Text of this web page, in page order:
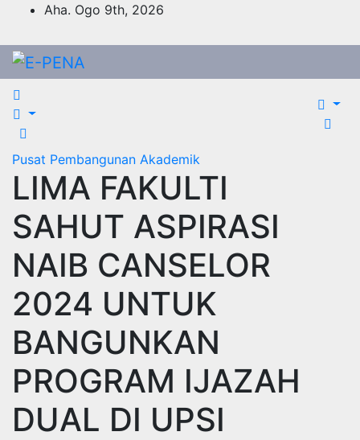
content
Aha. Ogo 9th, 2026
Pusat Pembangunan Akademik
LIMA FAKULTI
SAHUT ASPIRASI
NAIB CANSELOR
2024 UNTUK
BANGUNKAN
PROGRAM IJAZAH
DUAL DI UPSI